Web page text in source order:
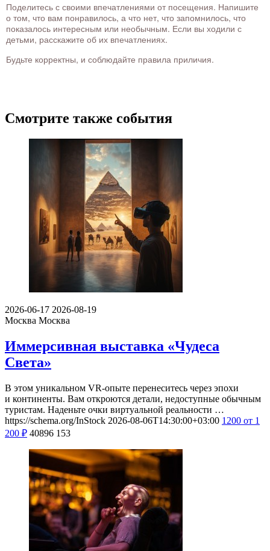
Поделитесь с своими впечатлениями от посещения. Напишите
о том, что вам понравилось, а что нет, что запомнилось, что
показалось интересным или необычным. Если вы ходили с
детьми, расскажите об их впечатлениях.
Будьте корректны, и соблюдайте правила приличия.
Смотрите также события
2026-06-17 2026-08-19
Москва Москва
Иммерсивная выставка «Чудеса
Света»
В этом уникальном VR-опыте перенеситесь через эпохи
и континенты. Вам откроются детали, недоступные обычным
туристам. Наденьте очки виртуальной реальности …
https://schema.org/InStock 2026-08-06T14:30:00+03:00 1200 от 1
200 ₽ 40896 153